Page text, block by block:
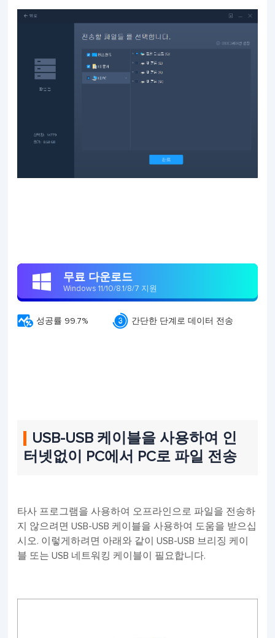
 무료 다운로드
Windows 11/10/8.1/8/7 지원
 성공률 99.7%  간단한 단계로 데이터 전송
USB-USB 케이블을 사용하여 인
터넷없이 PC에서 PC로 파일 전송
타사 프로그램을 사용하여 오프라인으로 파일을 전송하
지 않으려면 USB-USB 케이블을 사용하여 도움을 받으십
시오. 이렇게하려면 아래와 같이 USB-USB 브리징 케이
블 또는 USB 네트워킹 케이블이 필요합니다.